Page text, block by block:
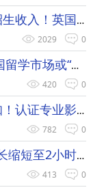
英国官方担心英国大学过度依赖中国招生收入！英国留学政策会收紧吗？
0
2029
2023年高考报名人数创新高！中国出国留学市场或“补涨”？
0
420
官宣教育部留学服务中心学位认证须知！认证专业影响公务员考试、就业吗？
0
782
GRE考试即将迎来改革，9月起考试时长缩短至2小时内
0
413